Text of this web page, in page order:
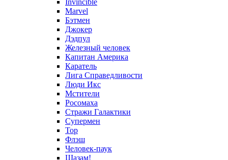
Invincible
Marvel
Бэтмен
Джокер
Дэдпул
Железный человек
Капитан Америка
Каратель
Лига Справедливости
Люди Икс
Мстители
Росомаха
Стражи Галактики
Супермен
Тор
Флэш
Человек-паук
Шазам!